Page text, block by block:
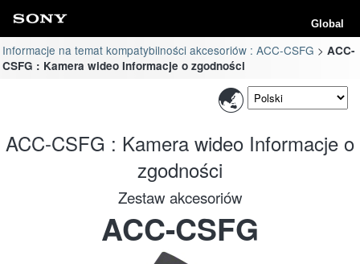
Global
Informacje na temat kompatybilności akcesoriów : ACC-CSFG
ACC-
CSFG : Kamera wideo Informacje o zgodności
ACC-CSFG : Kamera wideo Informacje o
zgodności
Zestaw akcesoriów
ACC-CSFG